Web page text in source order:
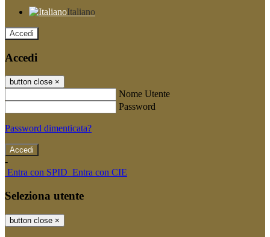
Italiano
Accedi
Accedi
button close ×
Nome Utente
Password
Password dimenticata?
-
Entra con SPID Entra con CIE
Seleziona utente
button close ×